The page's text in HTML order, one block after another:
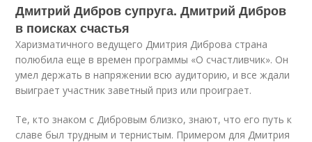
Дмитрий Дибров супруга. Дмитрий Дибров
в поисках счастья
Харизматичного ведущего Дмитрия Диброва страна
полюбила еще в времен программы «О счастливчик». Он
умел держать в напряжении всю аудиторию, и все ждали
выиграет участник заветный приз или проиграет.
Те, кто знаком с Дибровым близко, знают, что его путь к
славе был трудным и тернистым. Примером для Дмитрия